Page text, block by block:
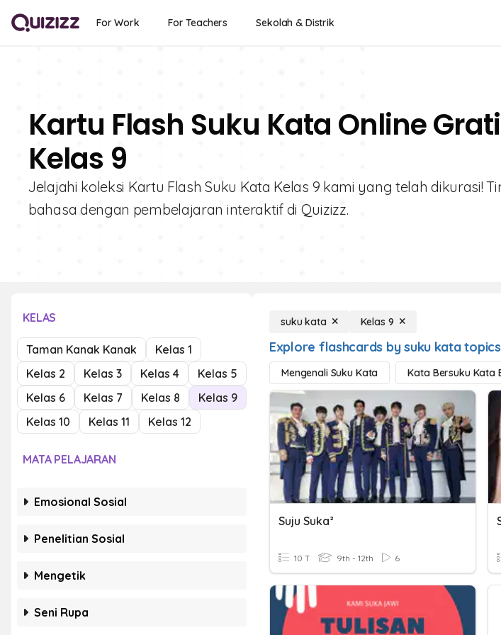
For Work For Teachers Sekolah & Distrik
Kartu Flash Suku Kata Online
Kelas 9
Jelajahi koleksi Kartu Flash Suku Kata Kelas 9 kami yang telah dikurasi!
bahasa dengan pembelajaran interaktif di Quizizz.
KELAS
Taman Kanak Kanak
Kelas 1
Kelas 2
Kelas 3 Kelas 4
Kelas 5
Kelas 6
Kelas 7 Kelas 8
Kelas 9
Kelas 10
Kelas 11 Kelas 12
MATA PELAJARAN
Emosional Sosial
Penelitian Sosial
Mengetik
Seni Rupa
suku kata Kelas 9
Explore flashcards by suku kata topics
Mengenali Suku Kata Kata Bersuku Kata
Suju Suka²
10 T 9th - 12th 6